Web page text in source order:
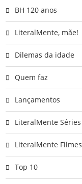
BH 120 anos
LiteralMente, mãe!
Dilemas da idade
Quem faz
Lançamentos
LiteralMente Séries
LiteralMente Filmes
Top 10